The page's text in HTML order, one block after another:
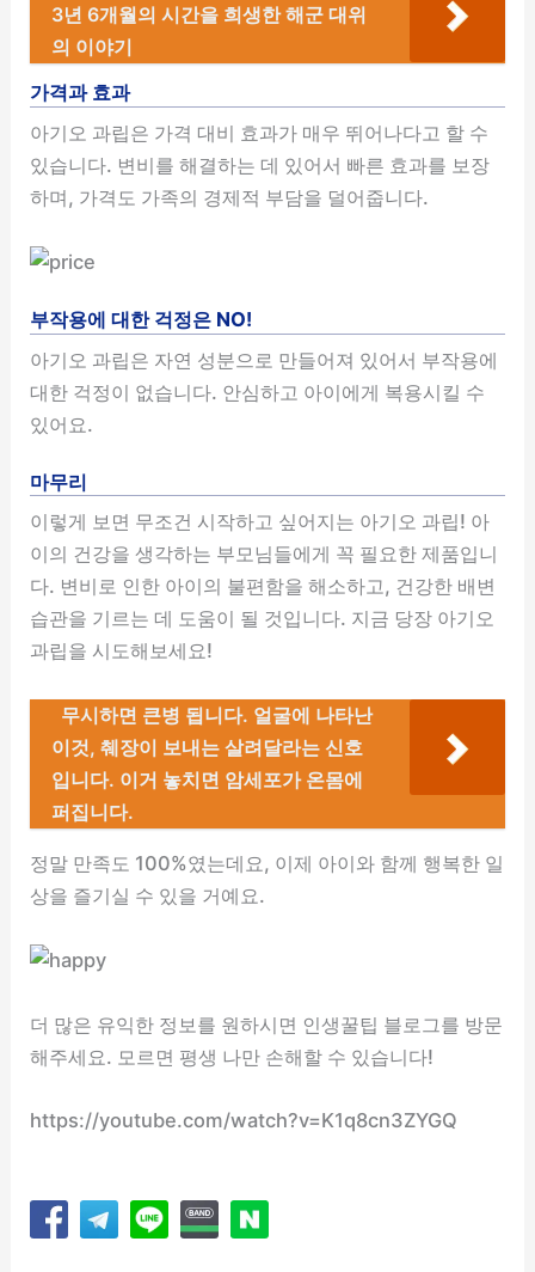
3년 6개월의 시간을 희생한 해군 대위
의 이야기
가격과 효과
아기오 과립은 가격 대비 효과가 매우 뛰어나다고 할 수
있습니다. 변비를 해결하는 데 있어서 빠른 효과를 보장
하며, 가격도 가족의 경제적 부담을 덜어줍니다.
부작용에 대한 걱정은 NO!
아기오 과립은 자연 성분으로 만들어져 있어서 부작용에
대한 걱정이 없습니다. 안심하고 아이에게 복용시킬 수
있어요.
마무리
이렇게 보면 무조건 시작하고 싶어지는 아기오 과립! 아
이의 건강을 생각하는 부모님들에게 꼭 필요한 제품입니
다. 변비로 인한 아이의 불편함을 해소하고, 건강한 배변
습관을 기르는 데 도움이 될 것입니다. 지금 당장 아기오
과립을 시도해보세요!
무시하면 큰병 됩니다. 얼굴에 나타난
이것, 췌장이 보내는 살려달라는 신호
입니다. 이거 놓치면 암세포가 온몸에
퍼집니다.
정말 만족도 100%였는데요, 이제 아이와 함께 행복한 일
상을 즐기실 수 있을 거예요.
더 많은 유익한 정보를 원하시면 인생꿀팁 블로그를 방문
해주세요. 모르면 평생 나만 손해할 수 있습니다!
https://youtube.com/watch?v=K1q8cn3ZYGQ